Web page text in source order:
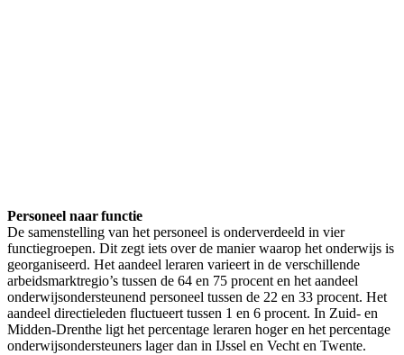
Personeel naar functie
De samenstelling van het personeel is onderverdeeld in vier
functiegroepen. Dit zegt iets over de manier waarop het onderwijs is
georganiseerd. Het aandeel leraren varieert in de verschillende
arbeidsmarktregio’s tussen de 64 en 75 procent en het aandeel
onderwijsondersteunend personeel tussen de 22 en 33 procent. Het
aandeel directieleden fluctueert tussen 1 en 6 procent. In Zuid- en
Midden-Drenthe ligt het percentage leraren hoger en het percentage
onderwijsondersteuners lager dan in IJssel en Vecht en Twente.